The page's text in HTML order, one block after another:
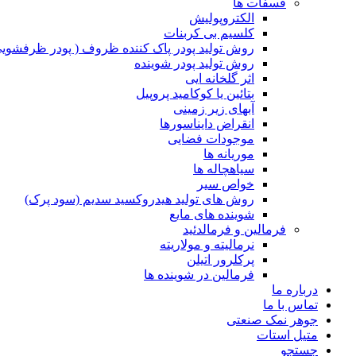
فسفات ها
الکتروپولیش
کلسیم بی کربنات
روش تولید پودر پاک کننده ظروف ( پودر
روش تولید پودر شوینده
اثر گلخانه ایی
بتائین یا کوکامید پروپیل
آبهای زیر زمینی
انقراض دایناسورها
موجودات فضایی
موریانه ها
سیاهچاله ها
خواص سیر
روش های تولید هیدروکسید سدیم (سود پرک)
شوینده های مایع
فرمالین و فرمالدئید
نرمالیته و مولاریته
پرکلرور اتیلن
فرمالین در شوینده ها
درباره ما
تماس با ما
جوهر نمک صنعتی
متیل استات
جستجو